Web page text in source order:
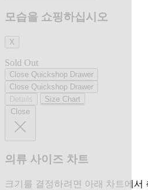
모습을 쇼핑하십시오
X
Sold Out
Close Quickshop Drawer
Close Quickshop Drawer
Size Chart
Close
의류 사이즈 차트
크기를 결정하려면 아래 차트에서